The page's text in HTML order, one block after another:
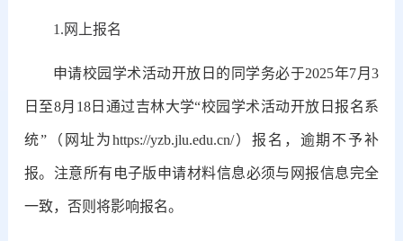
1.网上报名
申请校园学术活动开放日的同学务必于2025年7月3
日至8月18日通过吉林大学“校园学术活动开放日报名系
统”（网址为https://yzb.jlu.edu.cn/）报名，逾期不予补
报。注意所有电子版申请材料信息必须与网报信息完全
一致，否则将影响报名。